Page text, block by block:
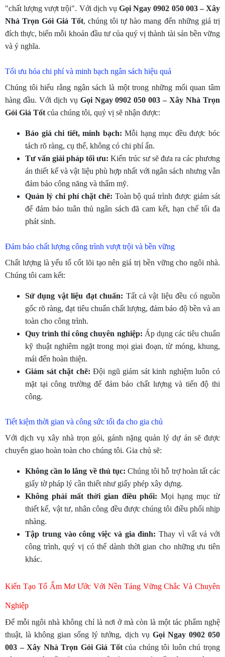
"chất lượng vượt trội". Với dịch vụGọi Ngay 0902 050 003 – Xây
Nhà Trọn Gói Giá Tốt, chúng tôi tự hào mang đến những giá trị
đích thực, biến mỗi khoản đầu tư của quý vị thành tài sản bền vững
và ý nghĩa.
Tối ưu hóa chi phí và minh bạch ngân sách hiệu quả
Chúng tôi hiểu rằng ngân sách là một trong những mối quan tâm
hàng đầu. Với dịch vụ Gọi Ngay 0902 050 003 – Xây Nhà Trọn
Gói Giá Tốt của chúng tôi, quý vị sẽ nhận được:
Báo giá chi tiết, minh bạch: Mỗi hạng mục đều được bóc
tách rõ ràng, cụ thể, không có chi phí ẩn.
Tư vấn giải pháp tối ưu: Kiến trúc sư sẽ đưa ra các phương
án thiết kế và vật liệu phù hợp nhất với ngân sách nhưng vẫn
đảm bảo công năng và thẩm mỹ.
Quản lý chi phí chặt chẽ: Toàn bộ quá trình được giám sát
để đảm bảo tuân thủ ngân sách đã cam kết, hạn chế tối đa
phát sinh.
Đảm bảo chất lượng công trình vượt trội và bền vững
Chất lượng là yếu tố cốt lõi tạo nên giá trị bền vững cho ngôi nhà.
Chúng tôi cam kết:
Sử dụng vật liệu đạt chuẩn: Tất cả vật liệu đều có nguồn
gốc rõ ràng, đạt tiêu chuẩn chất lượng, đảm bảo độ bền và an
toàn cho công trình.
Quy trình thi công chuyên nghiệp: Áp dụng các tiêu chuẩn
kỹ thuật nghiêm ngặt trong mọi giai đoạn, từ móng, khung,
mái đến hoàn thiện.
Giám sát chặt chẽ: Đội ngũ giám sát kinh nghiệm luôn có
mặt tại công trường để đảm bảo chất lượng và tiến độ thi
công.
Tiết kiệm thời gian và công sức tối đa cho gia chủ
Với dịch vụ xây nhà trọn gói, gánh nặng quản lý dự án sẽ được
chuyển giao hoàn toàn cho chúng tôi. Gia chủ sẽ:
Không cần lo lắng về thủ tục: Chúng tôi hỗ trợ hoàn tất các
giấy tờ pháp lý cần thiết như giấy phép xây dựng.
Không phải mất thời gian điều phối: Mọi hạng mục từ
thiết kế, vật tư, nhân công đều được chúng tôi điều phối nhịp
nhàng.
Tập trung vào công việc và gia đình: Thay vì vất vả với
công trình, quý vị có thể dành thời gian cho những ưu tiên
khác.
Kiến Tạo Tổ Ấm Mơ Ước Với Nền Tảng Vững Chắc Và Chuyên
Nghiệp
Để mỗi ngôi nhà không chỉ là nơi ở mà còn là một tác phẩm nghệ
thuật, là không gian sống lý tưởng, dịch vụ Gọi Ngay 0902 050
003 – Xây Nhà Trọn Gói Giá Tốtcủa chúng tôi luôn chú trọng